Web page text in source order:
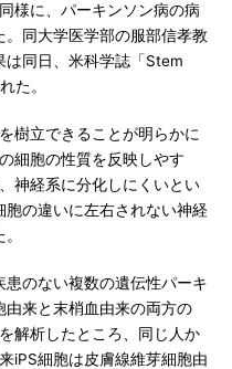
様に、パーキンソン病の病
同大学医学部の服部信孝教
は同日、米科学誌「Stem
た。
樹立できることが明らかに
細胞の性質を反映しやす
神経系に分化しにくいとい
胞の違いに左右されない神経
のない複数の遺伝性パーキ
由来と末梢血由来の両方の
解析したところ、同じ人か
iPS細胞は皮膚線維芽細胞由